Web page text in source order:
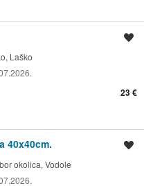
Laško
23 €
40x40cm.
okolica, Vodole